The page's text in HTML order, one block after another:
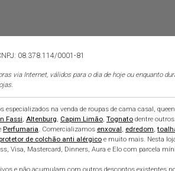
08.378.114/0001-81
via Internet, válidos para o dia de hoje ou enquanto
na venda de roupas de cama casal,
Fassi, Altenburg, Capim Limão, Tognato dentre
Perfumaria. Comercializamos enxoval, edredom,
de colchão anti alérgico e muito mais. Nesta
Visa, Mastercard, Dinners, Aura e Elo com parcela